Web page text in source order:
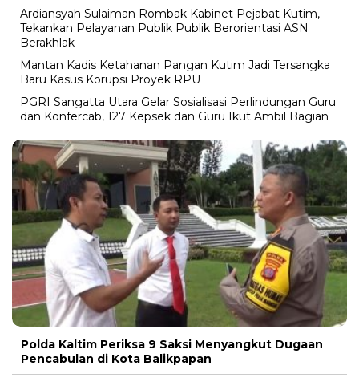
Ardiansyah Sulaiman Rombak Kabinet Pejabat Kutim,
Tekankan Pelayanan Publik Publik Berorientasi ASN
Berakhlak
Mantan Kadis Ketahanan Pangan Kutim Jadi Tersangka
Baru Kasus Korupsi Proyek RPU
PGRI Sangatta Utara Gelar Sosialisasi Perlindungan Guru
dan Konfercab, 127 Kepsek dan Guru Ikut Ambil Bagian
Polda Kaltim Periksa 9 Saksi Menyangkut Dugaan
Pencabulan di Kota Balikpapan